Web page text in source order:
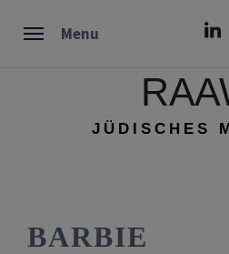
Menu
JÜDISCHES
BARBIE